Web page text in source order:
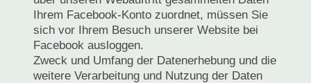
Ihrem Facebook-Konto zuordnet, müssen Sie
sich vor Ihrem Besuch unserer Website bei
Facebook ausloggen.
Zweck und Umfang der Datenerhebung und die
weitere Verarbeitung und Nutzung der Daten